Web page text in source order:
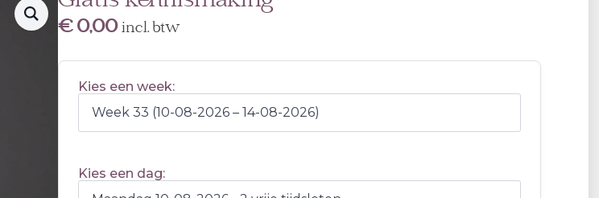
€0,00 incl. btw
Kies een week:
Kies een dag: